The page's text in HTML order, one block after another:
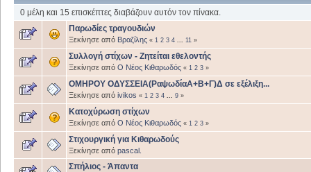
0 μέλη και 15 επισκέπτες διαβάζουν αυτόν τον πίνακα.
Παρωδίες τραγουδιών
Ξεκίνησε από Βραζίλης « 1 2 3 4 11 »
Συλλογή στίχων - Ζητείται εθελοντής
Ξεκίνησε από Ο Νέος Κιθαρωδός « 1 2 3 »
ΟΜΗΡΟΥ ΟΔΥΣΣΕΙΑ(ΡαψωδίαΑ+Β+Γ)Δ σε εξέλιξη...
Ξεκίνησε από ivikos « 1 2 3 4 9 »
Κατοχύρωση στίχων
Ξεκίνησε από Ο Νέος Κιθαρωδός « 1 2 3 »
Στιχουργική για Κιθαρωδούς
Ξεκίνησε από pascal.
Σπήλιος - Άπαντα